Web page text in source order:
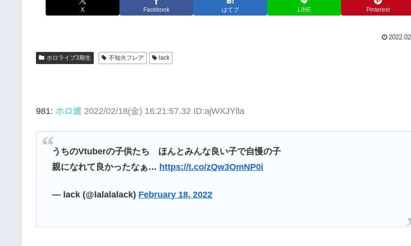
X Facebook はてブ LINE Pinterest
ホロライブ3期生 不知火フレア lack
981: ホロ速 2022/02/18(金) 16:21:57.32 ID:ajWXJYlla
うちのVtuberの子供たち ほんとみんな良い子で自慢の子
親になれて良かったなぁ… https://t.co/zQw3OmNP0i
— lack (@lalalalack) February 18, 2022